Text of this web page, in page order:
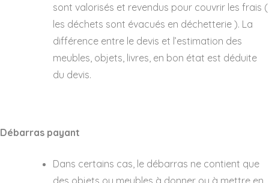
sont valorisés et revendus pour couvrir les frais (
les déchets sont évacués en déchetterie ). La
différence entre le devis et l’estimation des
meubles, objets, livres, en bon état est déduite
du devis.
Débarras payant
Dans certains cas, le débarras ne contient que
des objets ou meubles à donner ou à mettre en